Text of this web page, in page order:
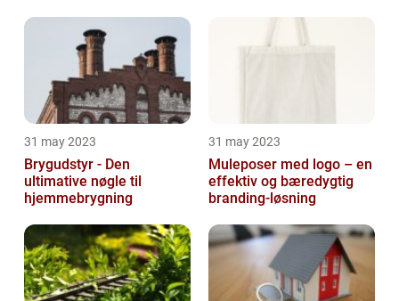
31 may 2023
Brygudstyr - Den
ultimative nøgle til
hjemmebrygning
31 may 2023
Muleposer med logo – en
effektiv og bæredygtig
branding-løsning